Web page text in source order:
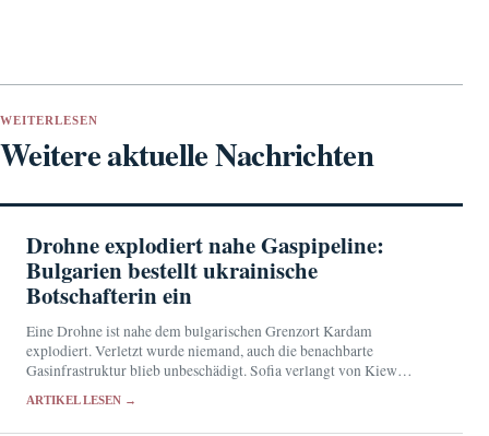
WEITERLESEN
Weitere aktuelle Nachrichten
Drohne explodiert nahe Gaspipeline:
Bulgarien bestellt ukrainische
Botschafterin ein
Eine Drohne ist nahe dem bulgarischen Grenzort Kardam
explodiert. Verletzt wurde niemand, auch die benachbarte
Gasinfrastruktur blieb unbeschädigt. Sofia verlangt von Kiew
ARTIKEL LESEN →